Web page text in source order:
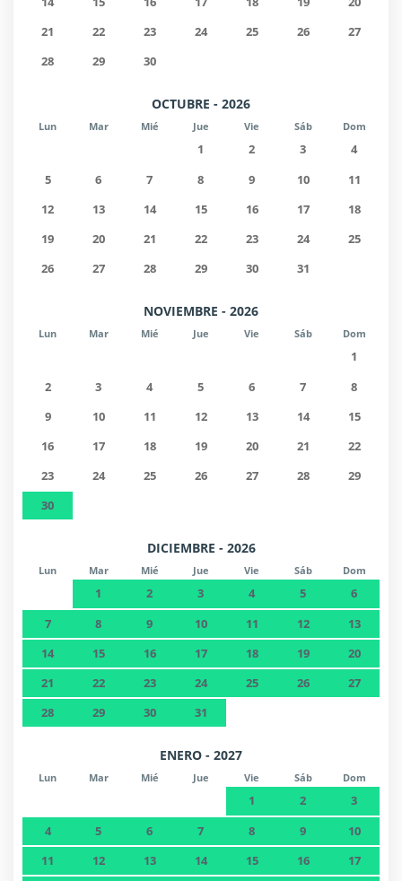
21
22 23 24 25 26
27
28
29 30
OCTUBRE - 2026
Lun Mar Mié Jue Vie Sáb Dom
1 2 3
4
5
6 7 8 9 10
11
12
13 14 15 16 17
18
19
20 21 22 23 24
25
26
27 28 29 30 31
NOVIEMBRE - 2026
Lun Mar Mié Jue Vie Sáb Dom
1
2
3 4 5 6 7
8
9
10 11 12 13 14
15
16
17 18 19 20 21
22
23
24 25 26 27 28
29
30
DICIEMBRE - 2026
Lun Mar Mié Jue Vie Sáb Dom
1 2 3 4 5
6
7
8 9 10 11 12
13
14
15 16 17 18 19
20
21
22 23 24 25 26
27
28
29 30 31
ENERO - 2027
Lun Mar Mié Jue Vie Sáb Dom
1 2
3
4
5 6 7 8 9
10
11
12 13 14 15 16
17